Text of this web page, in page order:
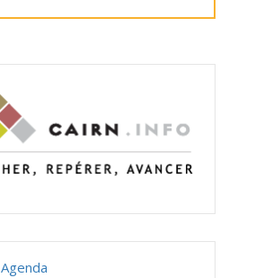
Agenda